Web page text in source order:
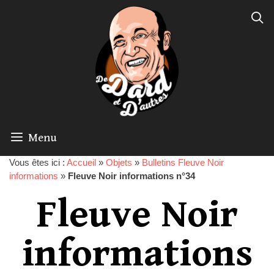
Menu
Vous êtes ici : Accueil » Objets » Bulletins Fleuve Noir
informations » Fleuve Noir informations n°34
Fleuve Noir
informations